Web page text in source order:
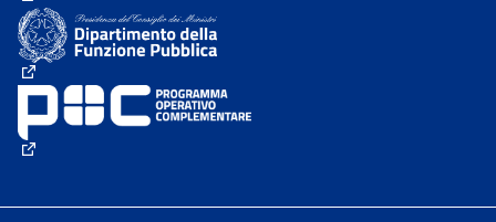
(External link)
(External link)